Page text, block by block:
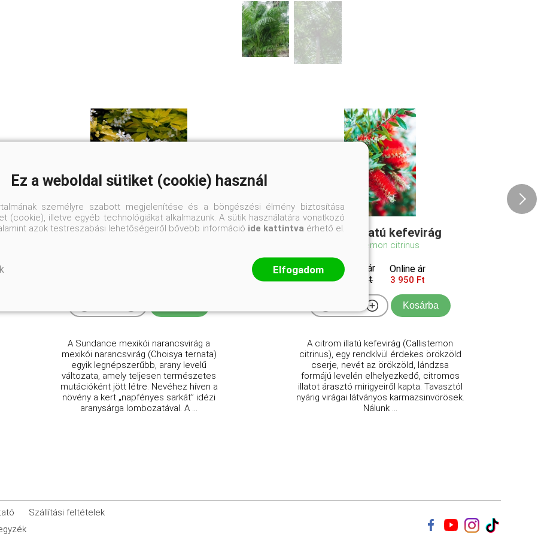
Aranysárga mexikói narancsvirág
A Sundance mexikói narancsvirág a
mexikói narancsvirág (Choisya ternata)
egyik legnépszerűbb, arany levelű
változata, amely teljesen természetes
mutációként jött létre. Nevéhez híven a
növény a kert „napfényes sarkát” idézi
aranysárga lombozatával. A ...
Citrom illatú kefevirág
Callistemon citrinus
Eredeti ár
4 150 Ft
Online ár
3 950 Ft
Kosárba
A citrom illatú kefevirág (Callistemon
citrinus), egy rendkívül érdekes örökzöld
cserje, nevét az örökzöld, lándzsa
formájú levelén elhelyezkedő, citromos
illatot árasztó mirigyeiről kapta. Tavasztól
nyárig virágai látványos karmazsinvörösek.
Nálunk ...
Szállítási feltételek
Ez a weboldal sütiket (cookie) használ
személyre szabott megjelenítése és a böngészési élmény biztosítása
(cookie), illetve egyéb technológiákat alkalmazunk. A sütik használatára vonatkozó
azok testreszabási lehetőségeiről bővebb információ ide kattintva érhető el.
Elfogadom